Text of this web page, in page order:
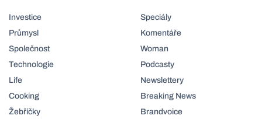
Investice
Průmysl
Společnost
Technologie
Life
Cooking
Žebříčky
Speciály
Komentáře
Woman
Podcasty
Newslettery
Breaking News
Brandvoice